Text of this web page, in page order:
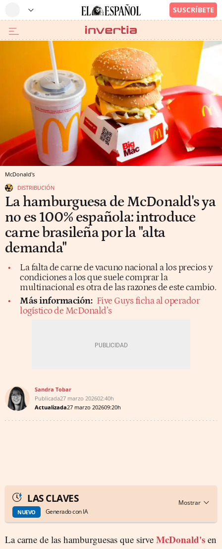
McDonald's
DISTRIBUCIÓN
La hamburguesa de McDonald's ya
no es 100% española: introduce
carne brasileña por la "alta
demanda"
La falta de carne de vacuno nacional a los precios y
condiciones a los que suele comprar la
multinacional es otra de las razones de este cambio.
Más información: Five Guys ficha al operador
logístico de McDonald’s
Sandra Tobar
Publicada27 marzo 202602:40h
Actualizada27 marzo 202609:20h
LAS CLAVES
NUEVO Generado con IA
La carne de las hamburguesas que sirve McDonald's en